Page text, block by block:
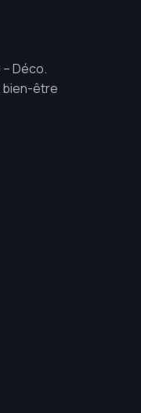
Déco.
bien-être